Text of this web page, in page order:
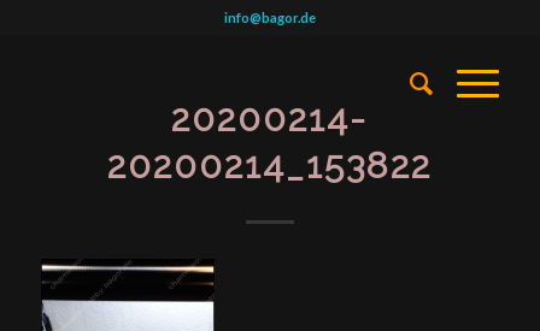
info@bagor.de
20200214-
20200214_153822